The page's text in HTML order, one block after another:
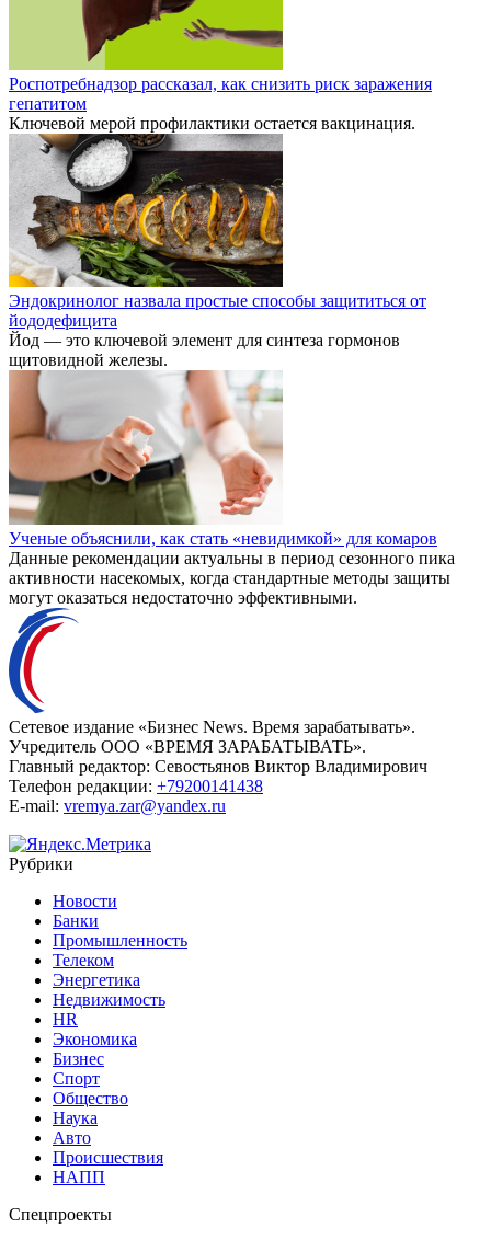
Роспотребнадзор рассказал, как снизить риск заражения
гепатитом
Ключевой мерой профилактики остается вакцинация.
Эндокринолог назвала простые способы защититься от
йододефицита
Йод — это ключевой элемент для синтеза гормонов
щитовидной железы.
Ученые объяснили, как стать «невидимкой» для комаров
Данные рекомендации актуальны в период сезонного пика
активности насекомых, когда стандартные методы защиты
могут оказаться недостаточно эффективными.
Сетевое издание «Бизнес News. Время зарабатывать».
Учредитель ООО «ВРЕМЯ ЗАРАБАТЫВАТЬ».
Главный редактор: Севостьянов Виктор Владимирович
Телефон редакции: +79200141438
E-mail: vremya.zar@yandex.ru
Рубрики
Новости
Банки
Промышленность
Телеком
Энергетика
Недвижимость
HR
Экономика
Бизнес
Спорт
Общество
Наука
Авто
Происшествия
НАПП
Спецпроекты